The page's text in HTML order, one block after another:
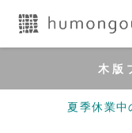
木版
夏季休業